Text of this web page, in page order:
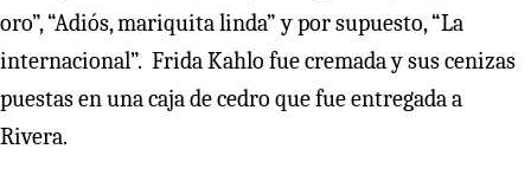
oro”, “Adiós, mariquita linda” y por supuesto, “La
internacional”. Frida Kahlo fue cremada y sus cenizas
puestas en una caja de cedro que fue entregada a
Rivera.